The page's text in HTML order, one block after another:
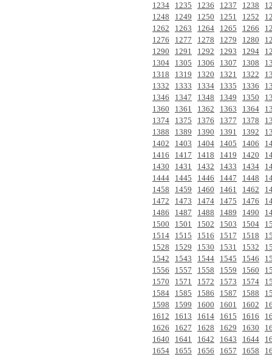
1234
1235 1236 1237 1238
1248
1249 1250 1251 1252
1262
1263 1264 1265 1266
1276
1277 1278 1279 1280
1290
1291 1292 1293 1294
1304
1305 1306 1307 1308
1318
1319 1320 1321 1322
1332
1333 1334 1335 1336
1346
1347 1348 1349 1350
1360
1361 1362 1363 1364
1374
1375 1376 1377 1378
1388
1389 1390 1391 1392
1402
1403 1404 1405 1406
1416
1417 1418 1419 1420
1430
1431 1432 1433 1434
1444
1445 1446 1447 1448
1458
1459 1460 1461 1462
1472
1473 1474 1475 1476
1486
1487 1488 1489 1490
1500
1501 1502 1503 1504
1514
1515 1516 1517 1518
1528
1529 1530 1531 1532
1542
1543 1544 1545 1546
1556
1557 1558 1559 1560
1570
1571 1572 1573 1574
1584
1585 1586 1587 1588
1598
1599 1600 1601 1602
1612
1613 1614 1615 1616
1626
1627 1628 1629 1630
1640
1641 1642 1643 1644
1654
1655 1656 1657 1658